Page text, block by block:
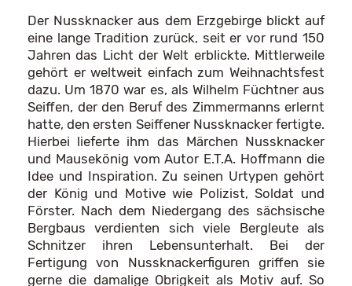
Der Nussknacker aus dem Erzgebirge blickt auf
eine lange Tradition zurück, seit er vor rund 150
Jahren das Licht der Welt erblickte. Mittlerweile
gehört er weltweit einfach zum Weihnachtsfest
dazu. Um 1870 war es, als Wilhelm Füchtner aus
Seiffen, der den Beruf des Zimmermanns erlernt
hatte, den ersten Seiffener Nussknacker fertigte.
Hierbei lieferte ihm das Märchen Nussknacker
und Mausekönig vom Autor E.T.A. Hoffmann die
Idee und Inspiration. Zu seinen Urtypen gehört
der König und Motive wie Polizist, Soldat und
Förster. Nach dem Niedergang des sächsische
Bergbaus verdienten sich viele Bergleute als
Schnitzer ihren Lebensunterhalt. Bei der
Fertigung von Nussknackerfiguren griffen sie
gerne die damalige Obrigkeit als Motiv auf. So